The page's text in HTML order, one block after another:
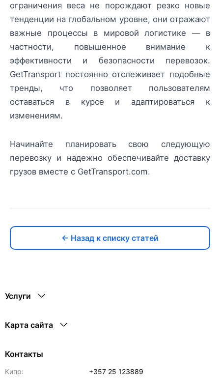
ограничения веса не порождают резко новые
тенденции на глобальном уровне, они отражают
важные процессы в мировой логистике — в
частности, повышенное внимание к
эффективности и безопасности перевозок.
GetTransport постоянно отслеживает подобные
тренды, что позволяет пользователям
оставаться в курсе и адаптироваться к
изменениям.
Начинайте планировать свою следующую
перевозку и надежно обеспечивайте доставку
грузов вместе с GetTransport.com.
← Назад к списку статей
Услуги
Карта сайта
Контакты
Кипр:
+357 25 123889